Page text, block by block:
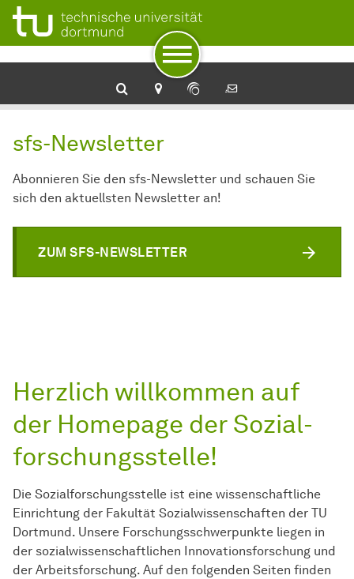
Zur Navigation
Zum Schnellzugriff
Zum Fuß der Seite mit weiteren Services
Zum Inhalt
Zur Startseite
sfs-Newsletter
Abonnieren Sie den sfs-Newsletter und schauen Sie
sich den aktuellsten Newsletter an!
ZUM SFS-NEWSLETTER
Herzlich willkommen auf
der Homepage der Sozial­
forschungs­stelle!
Die Sozial­forschungs­stelle ist eine wissenschaftliche
Einrichtung der Fakultät Sozialwissenschaften der TU
Dortmund. Unsere Forschungsschwerpunkte liegen in
der sozialwissenschaftlichen Innovationsforschung und
der Arbeits­forschung. Auf den folgenden Seiten finden